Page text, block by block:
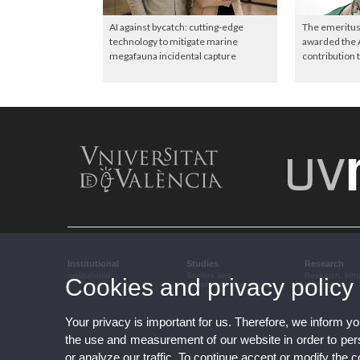
AI against bycatch: cutting-edge
technology to mitigate marine
megafauna incidental capture
The
awarded the
contribution
Institutional Studies
complementary training
Research
transfer
Cookies and privacy policy
Your privacy is important for us. Therefore, we inform
the use and measurement of our website in order to
or analyze our traffic. To continue accept or modify the